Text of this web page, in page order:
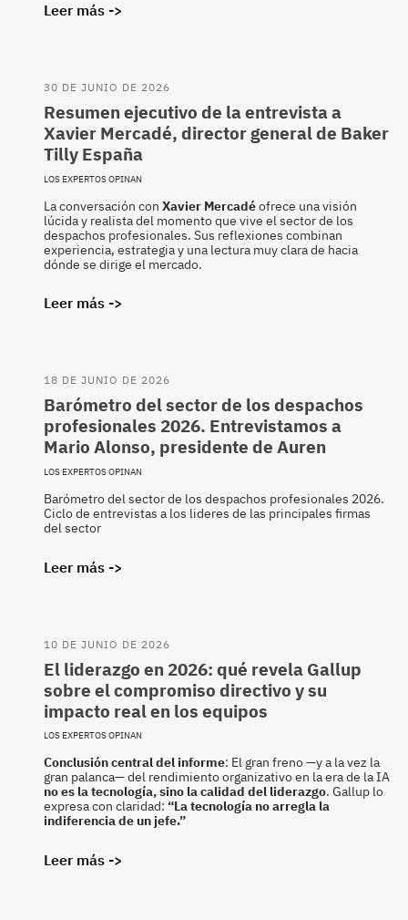
Leer más ->
30 DE JUNIO DE 2026
Resumen ejecutivo de la entrevista a
Xavier Mercadé, director general de Baker
Tilly España
LOS EXPERTOS OPINAN
La conversación con Xavier Mercadéofrece una visión
lúcida y realista del momento que vive el sector de los
despachos profesionales. Sus reflexiones combinan
experiencia, estrategia y una lectura muy clara de hacia
dónde se dirige el mercado.
Leer más ->
18 DE JUNIO DE 2026
Barómetro del sector de los despachos
profesionales 2026. Entrevistamos a
Mario Alonso, presidente de Auren
LOS EXPERTOS OPINAN
Barómetro del sector de los despachos profesionales 2026.
Ciclo de entrevistas a los lideres de las principales firmas
del sector
Leer más ->
10 DE JUNIO DE 2026
El liderazgo en 2026: qué revela Gallup
sobre el compromiso directivo y su
impacto real en los equipos
LOS EXPERTOS OPINAN
Conclusión central del informe: El gran freno —y a la vez la
gran palanca— del rendimiento organizativo en la era de la IA
no es la tecnología, sino la calidad del liderazgo. Gallup lo
expresa con claridad: “La tecnología no arregla la
indiferencia de un jefe.”
Leer más ->